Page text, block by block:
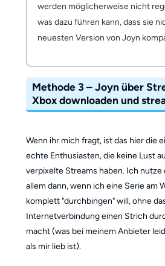
werden möglicherweise nicht
was dazu führen kann, dass sie
neuesten Version von Joyn
Methode 3 – Joyn über
Xbox downloaden und
Wenn ihr mich fragt, ist das hier die
echte Enthusiasten, die keine Lust
verpixelte Streams haben. Ich
allem dann, wenn ich eine Serie am
komplett "durchbingen" will, ohne
Internetverbindung einen Strich
macht (was bei meinem Anbieter
als mir lieb ist).